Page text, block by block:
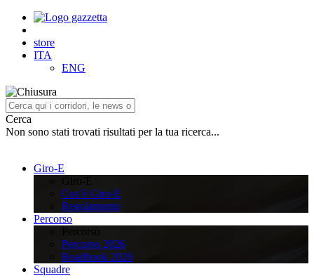
store
ITA
ENG
Cerca
Non sono stati trovati risultati per la tua ricerca...
Giro-E
Cos’è Giro-E
Regolamento
Percorso
Percorso 2026
Roadbook 2026
Squadre